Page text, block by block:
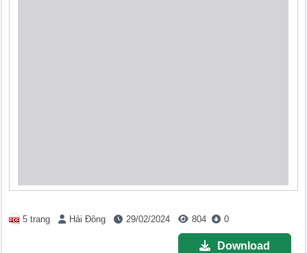
5 trang Hải Đông 29/02/2024 804 0
Download